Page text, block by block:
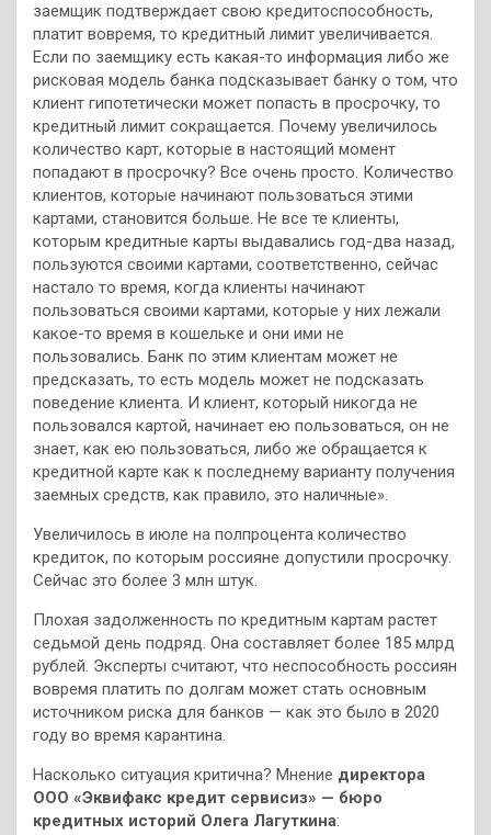
заемщик подтверждает свою кредитоспособность,
платит вовремя, то кредитный лимит увеличивается.
Если по заемщику есть какая-то информация либо же
рисковая модель банка подсказывает банку о том, что
клиент гипотетически может попасть в просрочку, то
кредитный лимит сокращается. Почему увеличилось
количество карт, которые в настоящий момент
попадают в просрочку? Все очень просто. Количество
клиентов, которые начинают пользоваться этими
картами, становится больше. Не все те клиенты,
которым кредитные карты выдавались год-два назад,
пользуются своими картами, соответственно, сейчас
настало то время, когда клиенты начинают
пользоваться своими картами, которые у них лежали
какое-то время в кошельке и они ими не
пользовались. Банк по этим клиентам может не
предсказать, то есть модель может не подсказать
поведение клиента. И клиент, который никогда не
пользовался картой, начинает ею пользоваться, он не
знает, как ею пользоваться, либо же обращается к
кредитной карте как к последнему варианту получения
заемных средств, как правило, это наличные».
Увеличилось в июле на полпроцента количество
кредиток, по которым россияне допустили просрочку.
Сейчас это более 3 млн штук.
Плохая задолженность по кредитным картам растет
седьмой день подряд. Она составляет более 185 млрд
рублей. Эксперты считают, что неспособность россиян
вовремя платить по долгам может стать основным
источником риска для банков — как это было в 2020
году во время карантина.
Насколько ситуация критична? Мнение директора
ООО «Эквифакс кредит сервисиз» — бюро
кредитных историй Олега Лагуткина: